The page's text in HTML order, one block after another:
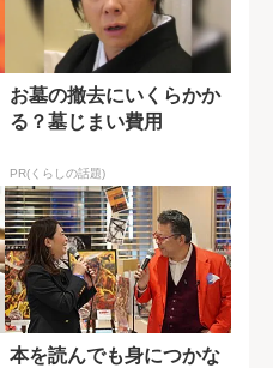
お墓の撤去にいくらかか
る？墓じまい費用
PR(くらしの話題)
本を読んでも身につかな